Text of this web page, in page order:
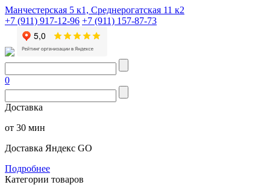
Манчестерская 5 к1, Среднерогатская 11 к2
+7 (911) 917-12-96 +7 (911) 157-87-73
0
Доставка
от 30 мин
Доставка Яндекс GO
Подробнее
Категории товаров